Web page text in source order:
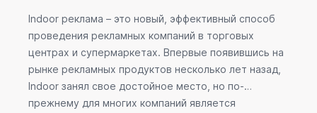
Indoor реклама – это новый, эффективный способ
проведения рекламных компаний в торговых
центрах и супермаркетах. Впервые появившись на
рынке рекламных продуктов несколько лет назад,
Indoor занял свое достойное место, но по-
прежнему для многих компаний является